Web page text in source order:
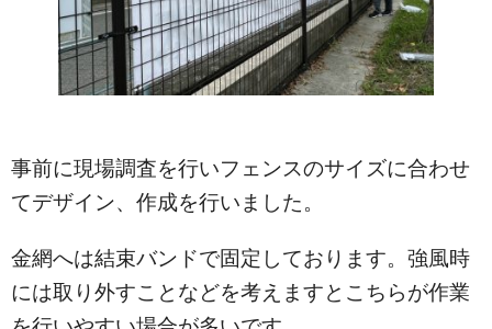
事前に現場調査を行いフェンスのサイズに合わせ
てデザイン、作成を行いました。
金網へは結束バンドで固定しております。強風時
には取り外すことなどを考えますとこちらが作業